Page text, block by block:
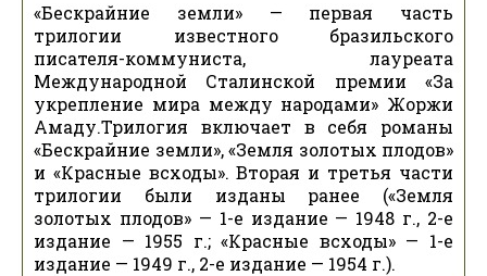
«Бескрайние земли» — первая часть
трилогии известного бразильского
писателя-коммуниста, лауреата
Международной Сталинской премии «За
укрепление мира между народами» Жоржи
Амаду.Трилогия включает в себя романы
«Бескрайние земли», «Земля золотых плодов»
и «Красные всходы». Вторая и третья части
трилогии были изданы ранее («Земля
золотых плодов» — 1-е издание — 1948 г., 2-е
издание — 1955 г.; «Красные всходы» — 1-е
издание — 1949 г., 2-е издание — 1954 г.).